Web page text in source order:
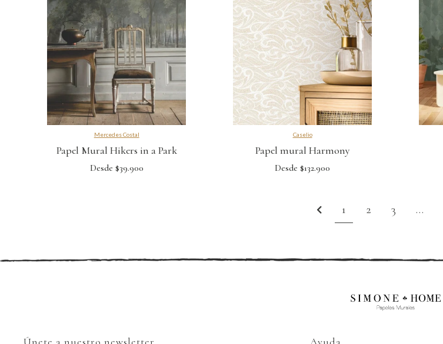
Mercedes Costal
Papel Mural Hikers in a Park
Desde $39.900
Caselio
Papel mural Harmony
Desde $132.900
1 2 3 …